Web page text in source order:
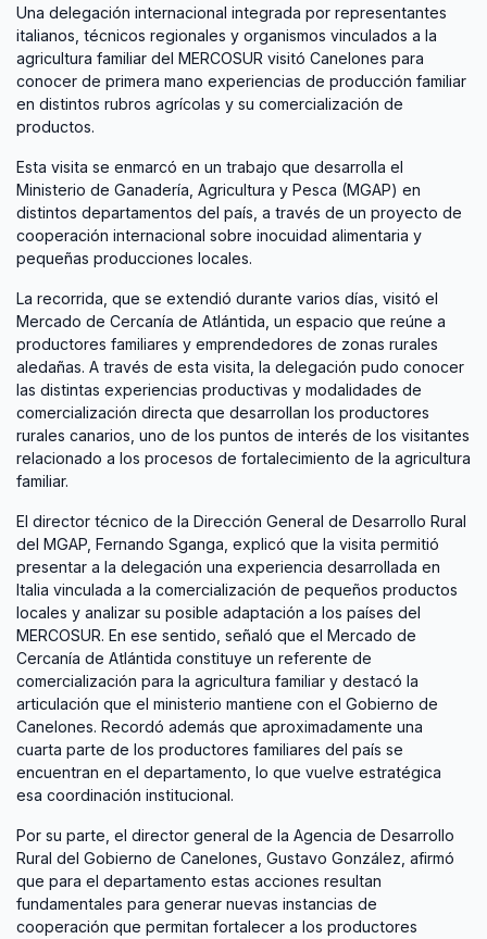
Una delegación internacional integrada por representantes
italianos, técnicos regionales y organismos vinculados a la
agricultura familiar del MERCOSUR visitó Canelones para
conocer de primera mano experiencias de producción familiar
en distintos rubros agrícolas y su comercialización de
productos.
Esta visita se enmarcó en un trabajo que desarrolla el
Ministerio de Ganadería, Agricultura y Pesca (MGAP) en
distintos departamentos del país, a través de un proyecto de
cooperación internacional sobre inocuidad alimentaria y
pequeñas producciones locales.
La recorrida, que se extendió durante varios días, visitó el
Mercado de Cercanía de Atlántida, un espacio que reúne a
productores familiares y emprendedores de zonas rurales
aledañas. A través de esta visita, la delegación pudo conocer
las distintas experiencias productivas y modalidades de
comercialización directa que desarrollan los productores
rurales canarios, uno de los puntos de interés de los visitantes
relacionado a los procesos de fortalecimiento de la agricultura
familiar.
El director técnico de la Dirección General de Desarrollo Rural
del MGAP, Fernando Sganga, explicó que la visita permitió
presentar a la delegación una experiencia desarrollada en
Italia vinculada a la comercialización de pequeños productos
locales y analizar su posible adaptación a los países del
MERCOSUR. En ese sentido, señaló que el Mercado de
Cercanía de Atlántida constituye un referente de
comercialización para la agricultura familiar y destacó la
articulación que el ministerio mantiene con el Gobierno de
Canelones. Recordó además que aproximadamente una
cuarta parte de los productores familiares del país se
encuentran en el departamento, lo que vuelve estratégica
esa coordinación institucional.
Por su parte, el director general de la Agencia de Desarrollo
Rural del Gobierno de Canelones, Gustavo González, afirmó
que para el departamento estas acciones resultan
fundamentales para generar nuevas instancias de
cooperación que permitan fortalecer a los productores